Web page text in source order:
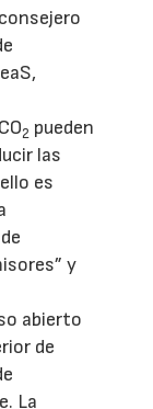
2 pueden
las
es
y
abierto
de
La